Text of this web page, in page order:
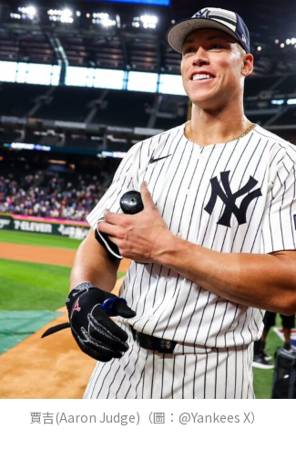
賈吉(Aaron Judge)（圖：@Yankees X）